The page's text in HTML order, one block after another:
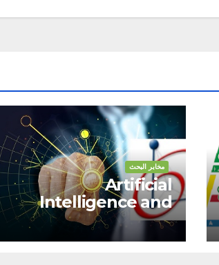
مخابر البحث
Artificial
Intelligence and
Autonomous
Things Laboratory